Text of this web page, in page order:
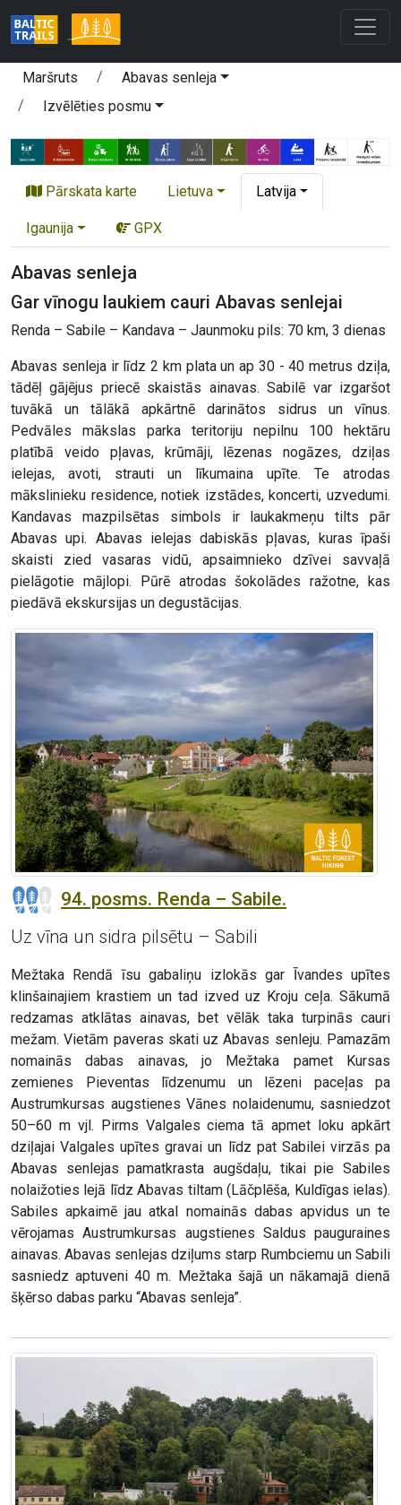
Maršruts
Abavas senleja
Izvēlēties posmu
Pārskata karte Lietuva Latvija
Igaunija GPX
Abavas senleja
Gar vīnogu laukiem cauri Abavas senlejai
Renda – Sabile – Kandava – Jaunmoku pils: 70 km, 3 dienas
Abavas senleja ir līdz 2 km plata un ap 30 - 40 metrus dziļa,
tādēļ gājējus priecē skaistās ainavas. Sabilē var izgaršot
tuvākā un tālākā apkārtnē darinātos sidrus un vīnus.
Pedvāles mākslas parka teritoriju nepilnu 100 hektāru
platībā veido pļavas, krūmāji, lēzenas nogāzes, dziļas
ielejas, avoti, strauti un līkumaina upīte. Te atrodas
mākslinieku residence, notiek izstādes, koncerti, uzvedumi.
Kandavas mazpilsētas simbols ir laukakmeņu tilts pār
Abavas upi. Abavas ielejas dabiskās pļavas, kuras īpaši
skaisti zied vasaras vidū, apsaimnieko dzīvei savvaļā
pielāgotie mājlopi. Pūrē atrodas šokolādes ražotne, kas
piedāvā ekskursijas un degustācijas.
94. posms. Renda – Sabile.
Uz vīna un sidra pilsētu – Sabili
Mežtaka Rendā īsu gabaliņu izlokās gar Īvandes upītes
klinšainajiem krastiem un tad izved uz Kroju ceļa. Sākumā
redzamas atklātas ainavas, bet vēlāk taka turpinās cauri
mežam. Vietām paveras skati uz Abavas senleju. Pamazām
nomainās dabas ainavas, jo Mežtaka pamet Kursas
zemienes Pieventas līdzenumu un lēzeni paceļas pa
Austrumkursas augstienes Vānes nolaidenumu, sasniedzot
50–60 m vjl. Pirms Valgales ciema tā apmet loku apkārt
dziļajai Valgales upītes gravai un līdz pat Sabilei virzās pa
Abavas senlejas pamatkrasta augšdaļu, tikai pie Sabiles
nolaižoties lejā līdz Abavas tiltam (Lāčplēša, Kuldīgas ielas).
Sabiles apkaimē jau atkal nomainās dabas apvidus un te
vērojamas Austrumkursas augstienes Saldus pauguraines
ainavas. Abavas senlejas dziļums starp Rumbciemu un Sabili
sasniedz aptuveni 40 m. Mežtaka šajā un nākamajā dienā
šķērso dabas parku “Abavas senleja”.